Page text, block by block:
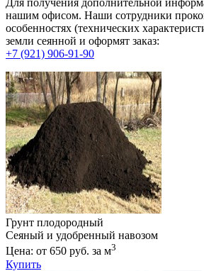
Для получения дополнительной
нашим офисом. Наши сотрудники
особенностях (технических
земли сеянной и оформят заказ:
+7 (921) 906-91-90
Грунт плодородный
Сеяный и удобренный навозом
Цена: от 650 руб. за м3
Купить